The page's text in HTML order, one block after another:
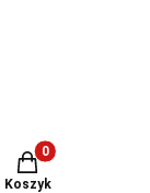
Produkty w
Koszyk